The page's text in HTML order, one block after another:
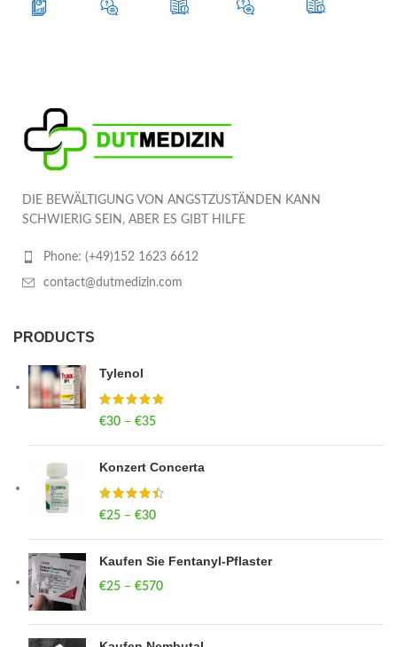
DIE BEWÄLTIGUNG VON ANGSTZUSTÄNDEN KANN
SCHWIERIG SEIN, ABER ES GIBT HILFE
Phone: (+49)152 1623 6612
contact@dutmedizin.com
PRODUCTS
Tylenol
€30 – €35
Konzert Concerta
€25 – €30
Kaufen Sie Fentanyl-Pflaster
€25 – €570